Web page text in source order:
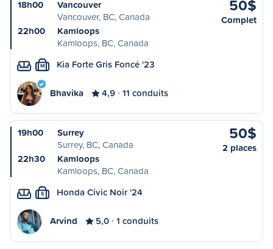
18h00
Vancouver
Vancouver, BC, Canada
22h00
Kamloops
Kamloops, BC, Canada
50$
Complet
M Kia Forte Gris Foncé '23
Bhavika 4,9 11 conduits
19h00
Surrey
Surrey, BC, Canada
22h30
Kamloops
Kamloops, BC, Canada
50$
2 places
S Honda Civic Noir '24
Arvind 5,0 1 conduits